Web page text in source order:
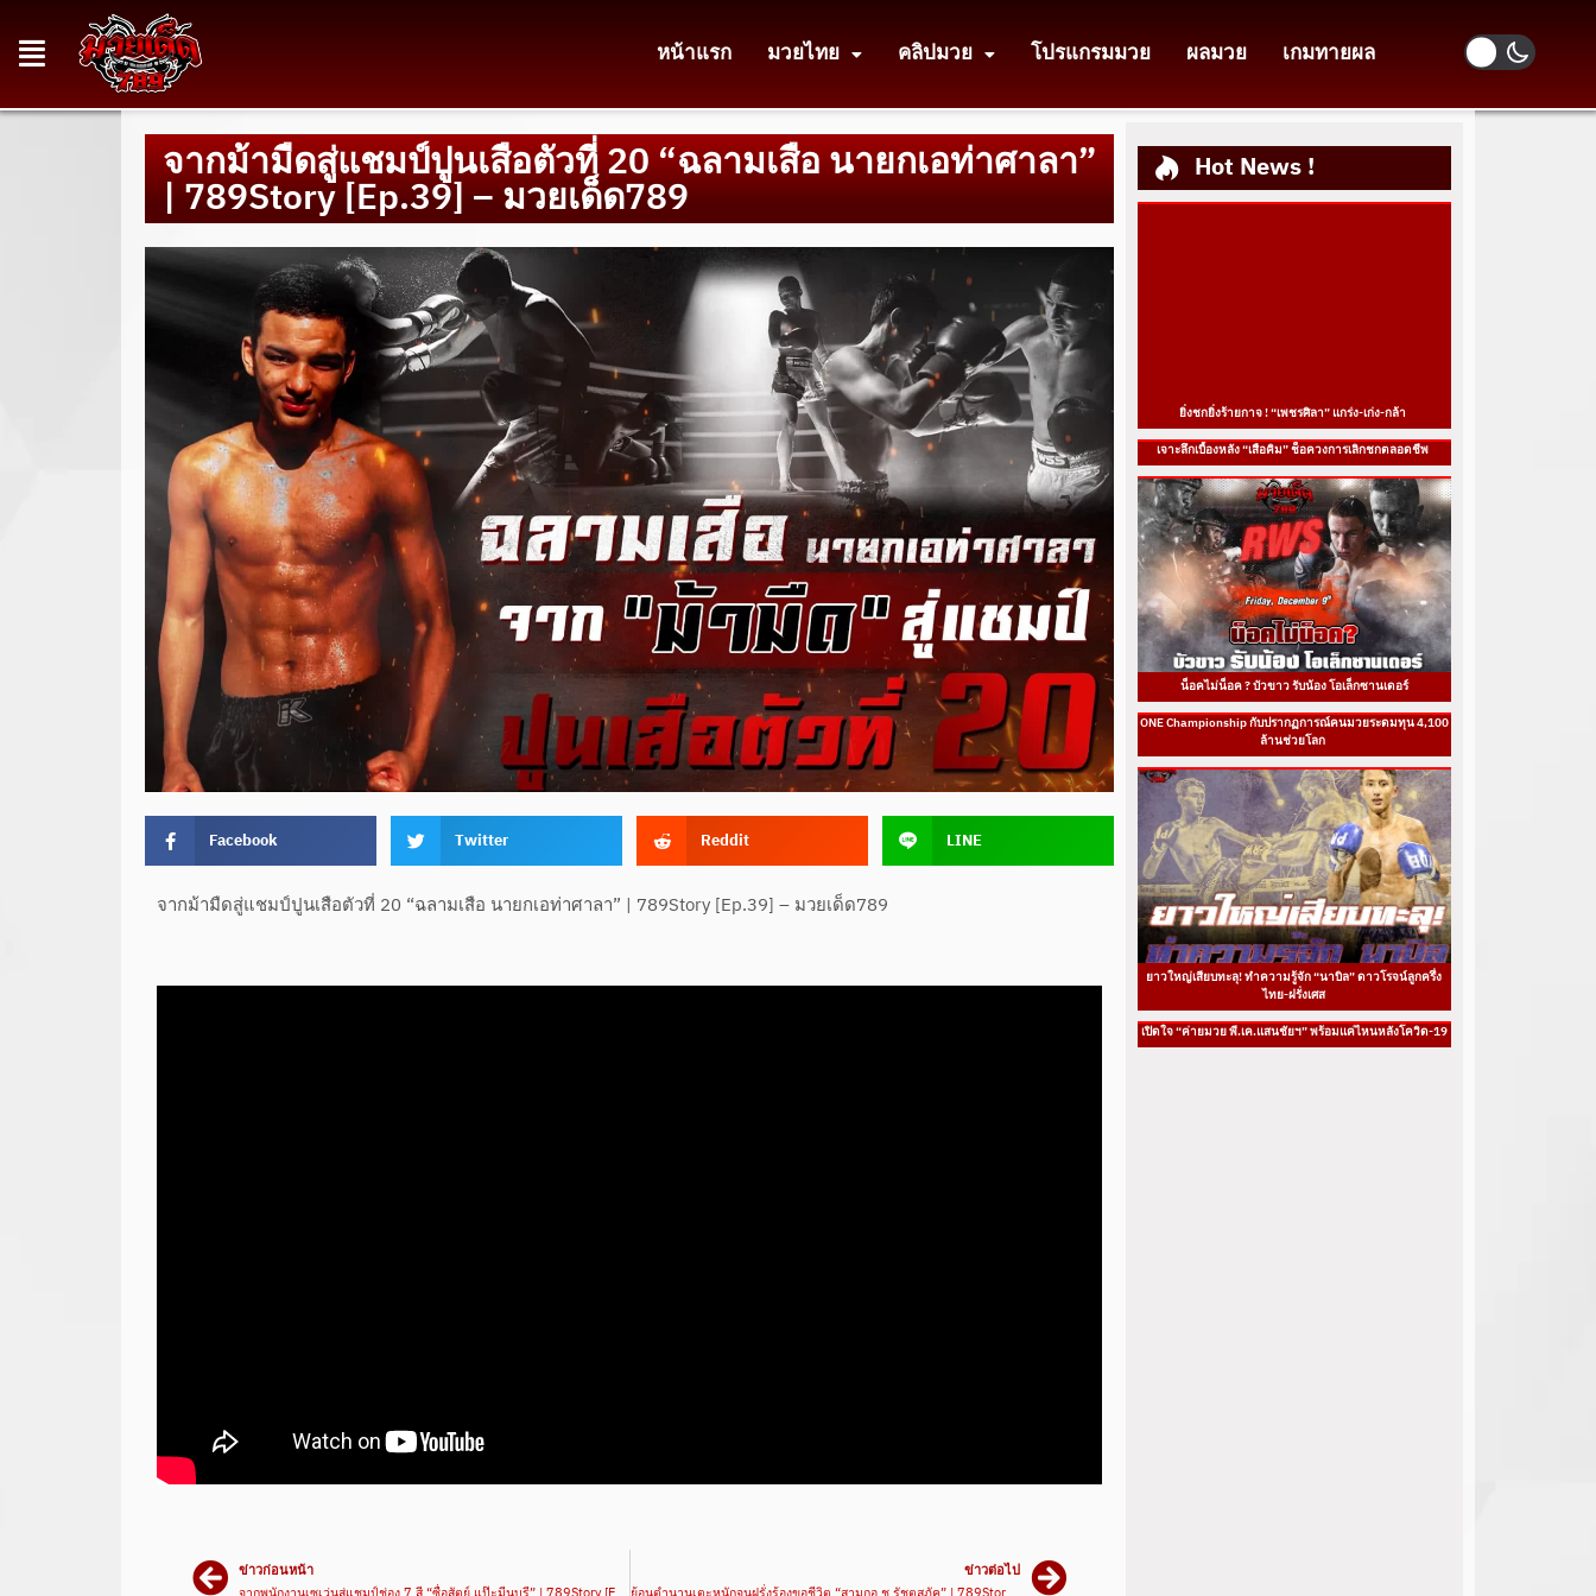
หน้าแรก มวยไทย คลิปมวย โปรแกรมมวย ผลมวย เกมทายผล
จากม้ามืดสู่แชมป์ปูนเสือตัวที่ 20 “ฉลามเสือ นายกเอท่าศาลา”
| 789Story [Ep.39] – มวยเด็ด789
Facebook Twitter Reddit LINE
จากม้ามืดสู่แชมป์ปูนเสือตัวที่ 20 “ฉลามเสือ นายกเอท่าศาลา” | 789Story [Ep.39] – มวยเด็ด789
ข่าวก่อนหน้า
ข่าวต่อไป
Hot News !
ยิ่งชกยิ่งร้ายกาจ ! “เพชรศิลา” แกร่ง-เก่ง-กล้า
เจาะลึกเบื้องหลัง “เสือคิม” ช็อควงการเลิกชกตลอดชีพ
น็อคไม่น็อค ? บัวขาว รับน้อง โอเล็กซานเดอร์
ONE Championship กับปรากฏการณ์คนมวยระดมทุน 4,100
ล้านช่วยโลก
ยาวใหญ่เสียบทะลุ! ทำความรู้จัก “นาบิล” ดาวโรจน์ลูกครึ่ง
ไทย-ฝรั่งเศส
เปิดใจ “ค่ายมวย พี.เค.แสนชัยฯ” พร้อมแค่ไหนหลังโควิด-19